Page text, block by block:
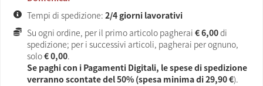
Tempi di spedizione: 2/4 giorni lavorativi
Su ogni ordine, per il primo articolo pagherai € 6,00di
spedizione; per i successivi articoli, pagherai per ognuno,
solo€ 0,00.
Se paghi con i Pagamenti Digitali, le spese di spedizione
verranno scontate del 50% (spesa minima di29,90 €).